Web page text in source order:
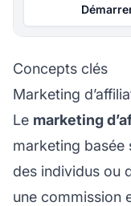
Concepts clés
Marketing
Le marketing
marketing basée
des individus ou
une commission